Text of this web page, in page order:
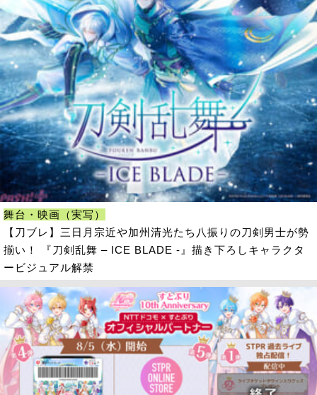
舞台・映画（実写）
【刀ブレ】三日月宗近や加州清光たち八振りの刀剣男士が勢
揃い！ 『刀剣乱舞 – ICE BLADE -』描き下ろしキャラクタ
ービジュアル解禁